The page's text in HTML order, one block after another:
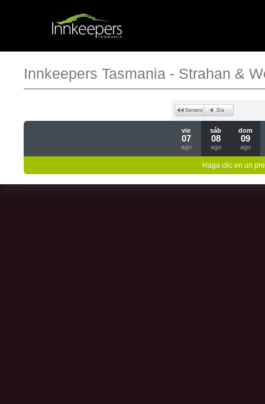
Innkeepers Tasmania - Strahan &
vie
07
ago
sáb
08
ago
dom
09
ago
Haga clic en un